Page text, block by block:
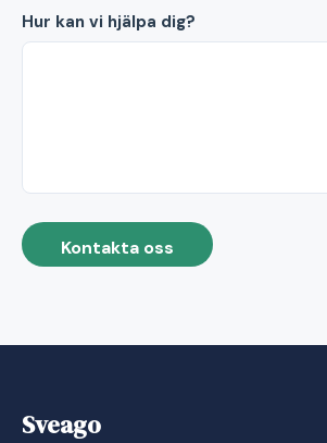
Hur kan vi hjälpa dig?
Kontakta oss
Sveago